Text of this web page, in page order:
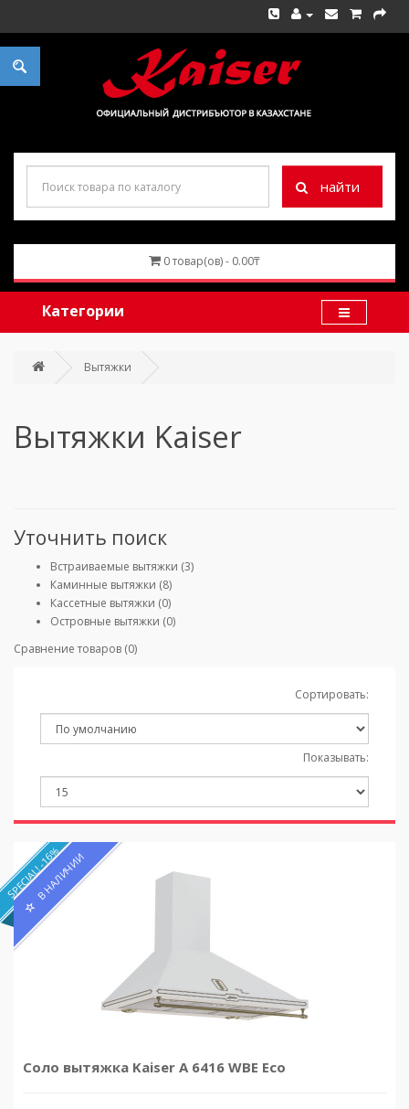
найти
0 товар(ов) - 0.00₸
Категории
Вытяжки
Вытяжки Kaiser
Уточнить поиск
Встраиваемые вытяжки (3)
Каминные вытяжки (8)
Кассетные вытяжки (0)
Островные вытяжки (0)
Сравнение товаров (0)
Сортировать:
Показывать:
SPECIAL! -16%
В НАЛИЧИИ
Соло вытяжка Kaiser A 6416 WBE Eco